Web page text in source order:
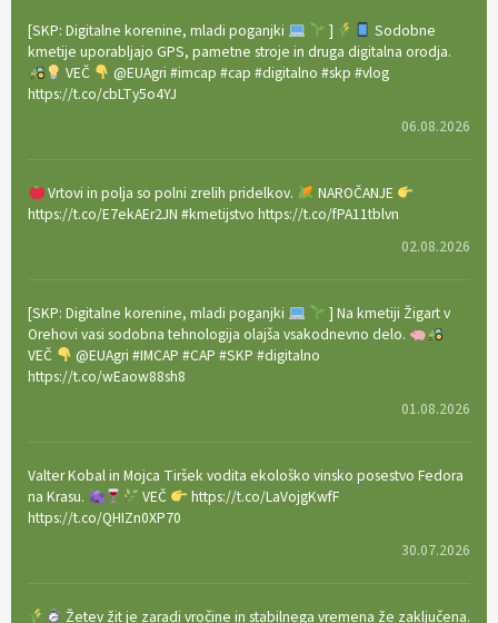
[SKP: Digitalne korenine, mladi poganjki ]
Sodobne
kmetije uporabljajo GPS, pametne stroje in druga digitalna orodja.
VEČ
@EUAgri #imcap #cap #digitalno #skp #vlog
https://t.co/cbLTy5o4YJ
06.08.2026
Vrtovi in polja so polni zrelih pridelkov.
NAROČANJE
https://t.co/E7ekAEr2JN #kmetijstvo https://t.co/fPA11tblvn
02.08.2026
[SKP: Digitalne korenine, mladi poganjki
] Na kmetiji Žigart v
Orehovi vasi sodobna tehnologija olajša vsakodnevno delo.
VEČ
@EUAgri #IMCAP #CAP #SKP #digitalno
https://t.co/wEaow88sh8
01.08.2026
Valter Kobal in Mojca Tiršek vodita ekološko vinsko posestvo Fedora
na Krasu.
VEČ
https://t.co/LaVojgKwfF
https://t.co/QHIZn0XP70
30.07.2026
Žetev žit je zaradi vročine in stabilnega vremena že zaključena.